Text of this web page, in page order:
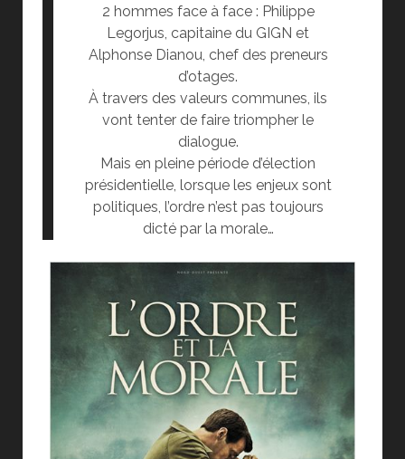
2 hommes face à face : Philippe
Legorjus, capitaine du GIGN et
Alphonse Dianou, chef des preneurs
d’otages.
À travers des valeurs communes, ils
vont tenter de faire triompher le
dialogue.
Mais en pleine période d’élection
présidentielle, lorsque les enjeux sont
politiques, l’ordre n’est pas toujours
dicté par la morale…